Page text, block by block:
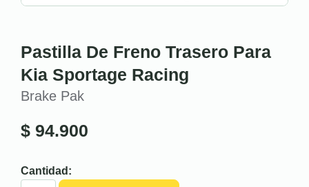
Pastilla De Freno Trasero Para
Kia Sportage Racing
Brake Pak
$ 94.900
Cantidad: